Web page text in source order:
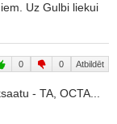
Uz Gulbi liekui
0 0 Atbildēt
- TA, OCTA...